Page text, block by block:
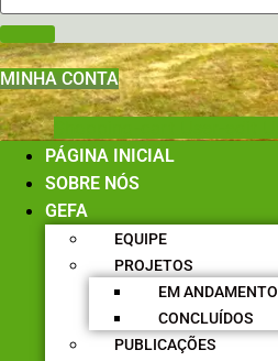
MINHA CONTA
Shopping-cart
PÁGINA INICIAL
SOBRE NÓS
GEFA
EQUIPE
PROJETOS
EM ANDAMENTO
CONCLUÍDOS
PUBLICAÇÕES